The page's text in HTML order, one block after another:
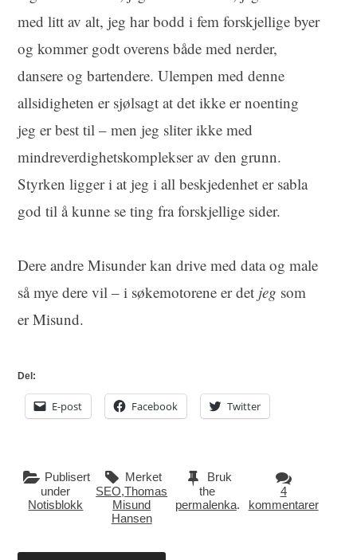
med litt av alt, jeg har bodd i fem forskjellige byer
og kommer godt overens både med nerder,
dansere og bartendere. Ulempen med denne
allsidigheten er sjølsagt at det ikke er noenting
jeg er best til – men jeg sliter ikke med
mindreverdighetskomplekser av den grunn.
Styrken ligger i at jeg i all beskjedenhet er sabla
god til å kunne se ting fra forskjellige sider.
Dere andre Misunder kan drive med data og male
så mye dere vil – i søkemotorene er det jeg som
er Misund.
Del:
E-post Facebook Twitter
Publisert
under
Notisblokk
Merket
SEO,Thomas
Misund
Hansen
Bruk
the
permalenka.
4
kommentarer